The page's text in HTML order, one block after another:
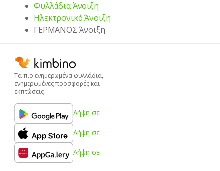
Φυλλάδια Άνοιξη
Hλεκτρονικά Άνοιξη
ΓΕΡΜΑΝΟΣ Άνοιξη
Τα πιο ενημερωμένα φυλλάδια,
ενημερωμένες προσφορές και
εκπτώσεις
Λήψη σε
Λήψη σε
Λήψη σε